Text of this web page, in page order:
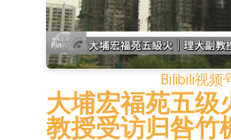
海"系列智算模组
CPU与GPU构建
【异动股】医疗
博腾股份
日韩股市收盘双
依米康：海外交
场为主 并已取得
上交所：财通多
Bilibili视频
大埔宏福苑五级
教授受访归咎